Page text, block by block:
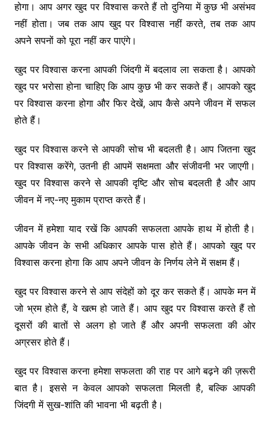
होगा। आप अगर खुद पर विश्वास करते हैं तो दुनिया में कुछ भी असंभव
नहीं होता। जब तक आप खुद पर विश्वास नहीं करते, तब तक आप
अपने सपनों को पूरा नहीं कर पाएंगे।
खुद पर विश्वास करना आपकी जिंदगी में बदलाव ला सकता है। आपको
खुद पर भरोसा होना चाहिए कि आप कुछ भी कर सकते हैं। आपको खुद
पर विश्वास करना होगा और फिर देखें, आप कैसे अपने जीवन में सफल
होते हैं।
खुद पर विश्वास करने से आपकी सोच भी बदलती है। आप जितना खुद
पर विश्वास करेंगे, उतनी ही आपमें सक्षमता और संजीवनी भर जाएगी।
खुद पर विश्वास करने से आपकी दृष्टि और सोच बदलती है और आप
जीवन में नए-नए मुकाम प्राप्त करते हैं।
जीवन में हमेशा याद रखें कि आपकी सफलता आपके हाथ में होती है।
आपके जीवन के सभी अधिकार आपके पास होते हैं। आपको खुद पर
विश्वास करना होगा कि आप अपने जीवन के निर्णय लेने में सक्षम हैं।
खुद पर विश्वास करने से आप संदेहों को दूर कर सकते हैं। आपके मन में
जो भ्रम होते हैं, वे खत्म हो जाते हैं। आप खुद पर विश्वास करते हैं तो
दूसरों की बातों से अलग हो जाते हैं और अपनी सफलता की ओर
अग्रसर होते हैं।
खुद पर विश्वास करना हमेशा सफलता की राह पर आगे बढ़ने की ज़रूरी
बात है। इससे न केवल आपको सफलता मिलती है, बल्कि आपकी
जिंदगी में सुख-शांति की भावना भी बढ़ती है।